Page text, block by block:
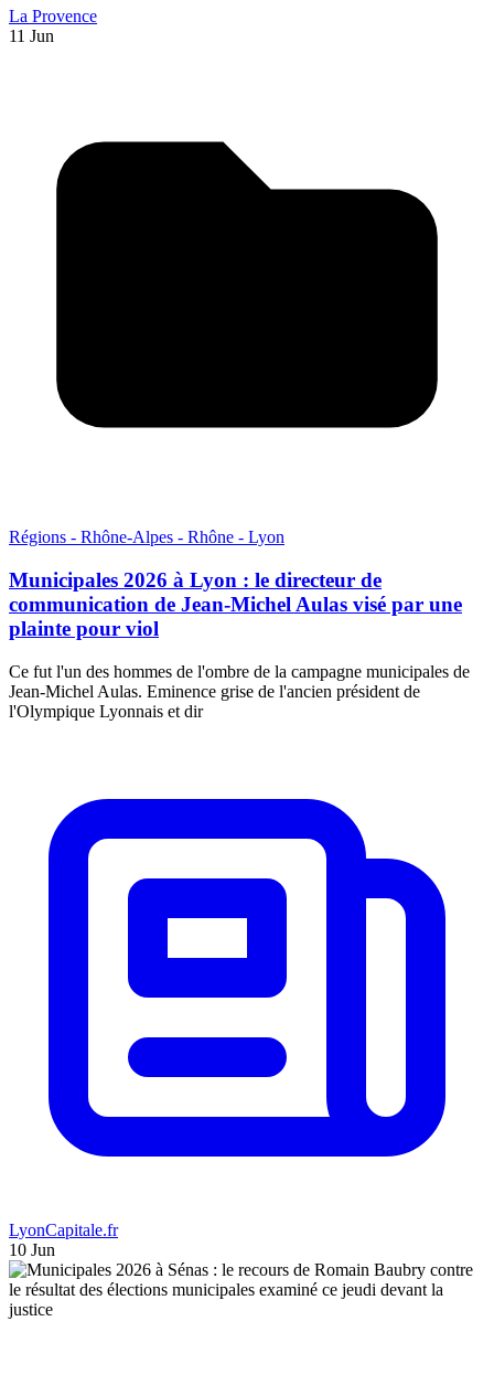
La Provence
11 Jun
Régions - Rhône-Alpes - Rhône - Lyon
Municipales 2026 à Lyon : le directeur de
communication de Jean-Michel Aulas visé par une
plainte pour viol
Ce fut l'un des hommes de l'ombre de la campagne municipales de
Jean-Michel Aulas. Eminence grise de l'ancien président de
l'Olympique Lyonnais et dir
LyonCapitale.fr
10 Jun